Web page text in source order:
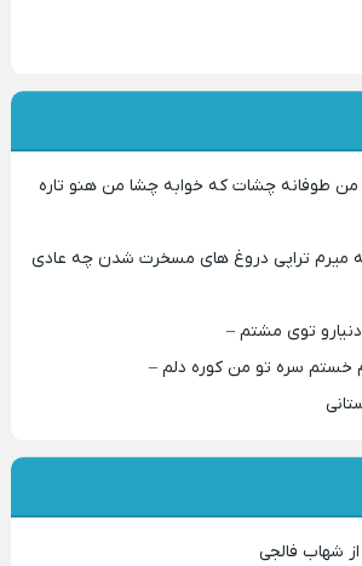
من طوفانه چشات که خوابه چشا من هنو تاره
میرم تراپی دروغ‌ های مسخرت شدن چه عادی
دنیارو توی مشتم –
خستم سره تو من کوره دلم –